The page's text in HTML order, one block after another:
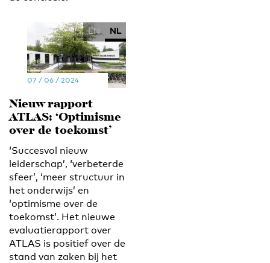
EN NL
07 / 06 / 2024
Nieuw rapport
ATLAS: ‘Optimisme
over de toekomst’
‘Succesvol nieuw
leiderschap’, ‘verbeterde
sfeer’, ‘meer structuur in
het onderwijs’ en
‘optimisme over de
toekomst’. Het nieuwe
evaluatierapport over
ATLAS is positief over de
stand van zaken bij het